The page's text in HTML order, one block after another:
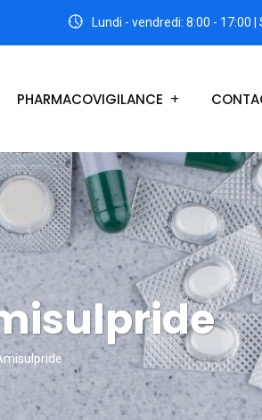
Lundi - vendredi: 8:00 - 17:00
PHARMACOVIGILANCE